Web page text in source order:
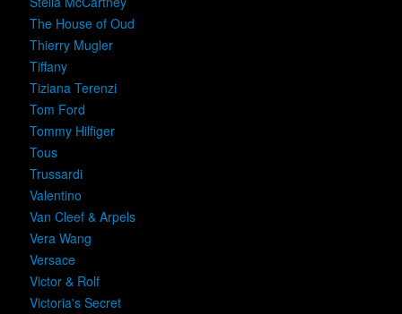
The House of Oud
Thierry Mugler
Tiffany
Tiziana Terenzi
Tom Ford
Tommy Hilfiger
Tous
Trussardi
Valentino
Van Cleef & Arpels
Vera Wang
Versace
Victor & Rolf
Victoria's Secret